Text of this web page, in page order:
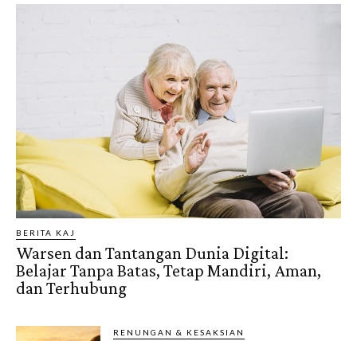
BERITA KAJ
Warsen dan Tantangan Dunia Digital:
Belajar Tanpa Batas, Tetap Mandiri, Aman,
dan Terhubung
RENUNGAN & KESAKSIAN